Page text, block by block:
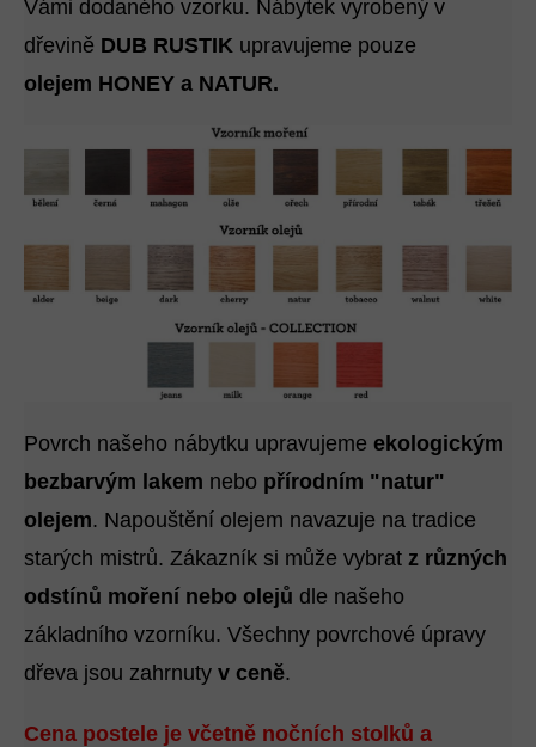
Vámi dodaného vzorku. Nábytek vyrobený v
dřevině DUB RUSTIK upravujeme pouze
olejem HONEY a NATUR.
Povrch našeho nábytku upravujeme ekologickým
bezbarvým lakem nebo přírodním "natur"
olejem. Napouštění olejem navazuje na tradice
starých mistrů. Zákazník si může vybrat z různých
odstínů moření nebo olejů dle našeho
základního vzorníku. Všechny povrchové úpravy
dřeva jsou zahrnuty v ceně.
Cena postele je včetně nočních stolků a